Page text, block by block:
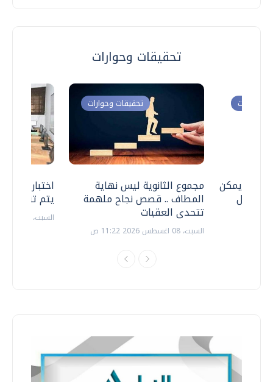
تحقيقات وحوارات
اختبارات
يتم
السبت، 18 يوليو 2026 09:22 ص
تحقيقات وحوارات
مجموع الثانوية ليس نهاية
المطاف .. قصص نجاح ملهمة
تتحدى العقبات
السبت، 08 اغسطس 2026 11:22 ص
وحوارات
.. هل يمكن
نتعامل